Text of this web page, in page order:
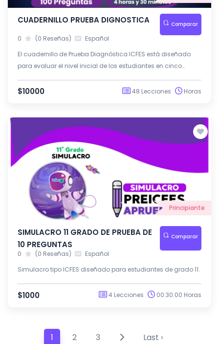
CUADERNILLO PRUEBA DIGNOSTICA Comparar
0 (0 Reseñas)
Español
El cuadernillo de Prueba Diagnóstica ICFES está diseñado
para evaluar el nivel inicial de los estudiantes en cinco
$10000 48 Lecciones Horas
Principiante
SIMULACRO 11 GRADO DE PRUEBA DE
10 PREGUNTAS
Comparar
0 (0 Reseñas)
Español
Simulacro tipo ICFES diseñado para estudiantes de grado 11.
$1000 4 Lecciones 00:30:00 Horas
1 2 3 Last ›